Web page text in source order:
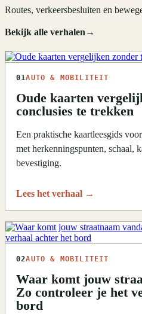
Routes, verkeersbesluiten en
Bekijk alle verhalen→
01AUTO & MOBILITEIT
Oude kaarten
conclusies te trekken
Een praktische kaartleesgids
met herkenningspunten, schaal,
bevestiging.
Lees het verhaal →
02AUTO & MOBILITEIT
Waar komt jouw
Zo controleer je het
bord